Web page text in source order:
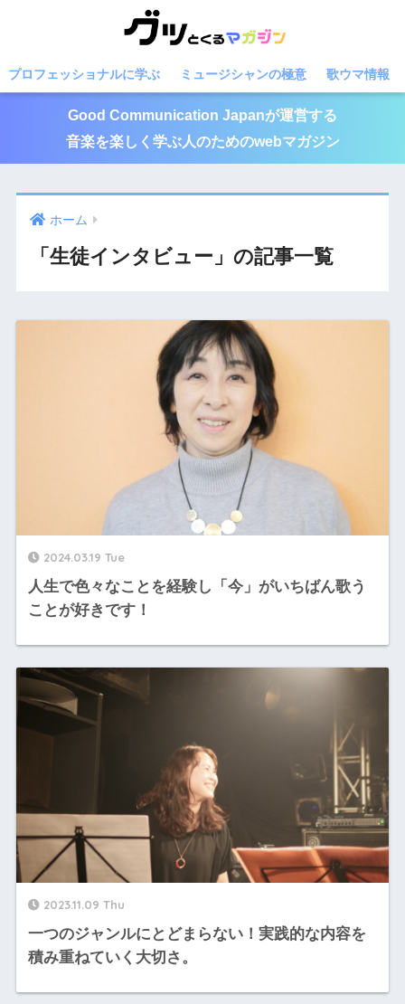
プロフェッショナルに学ぶ ミュージシャンの極意 歌ウマ情報
Good Communication Japanが運営する
音楽を楽しく学ぶ人のためのwebマガジン
ホーム
「生徒インタビュー」の記事一覧
2024.03.19 Tue
人生で色々なことを経験し「今」がいちばん歌う
ことが好きです！
2023.11.09 Thu
一つのジャンルにとどまらない！実践的な内容を
積み重ねていく大切さ。